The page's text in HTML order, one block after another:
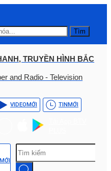
Tìm
TRUYỀN HÌNH BẮC
and Radio - Television
VIDEOMỚI TINMỚI
MỚI